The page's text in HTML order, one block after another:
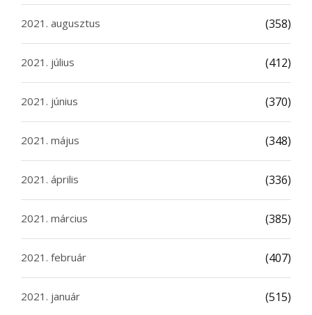
2021. augusztus (358)
2021. július (412)
2021. június (370)
2021. május (348)
2021. április (336)
2021. március (385)
2021. február (407)
2021. január (515)